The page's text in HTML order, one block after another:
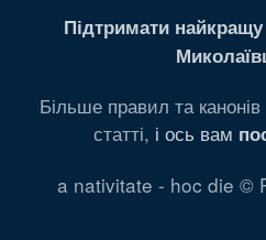
Підтримати найкращу
Більше правил та
статті, і ось вам
a nativitate - hoc die ©